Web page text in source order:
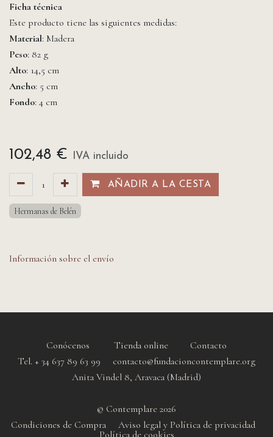
Ficha técnica
Este producto tiene las siguientes medidas:
Material: Madera
Peso: 82 g
Alto: 14,5 cm
Ancho: 5 cm
Fondo: 4 cm
102,48 € IVA incluido
AÑADIR A LA CESTA​​
Hermanas de Belén
Información sobre el envío
Conócenos Tienda online
Contacto
Tel. + 34 637 89 63 99 contacto@fundacioncontemplare.org
Anita Vindel 8, Aravaca (Madrid)
© Contemplare 2026
Condiciones de Compra
Aviso legal y Política de privacidad